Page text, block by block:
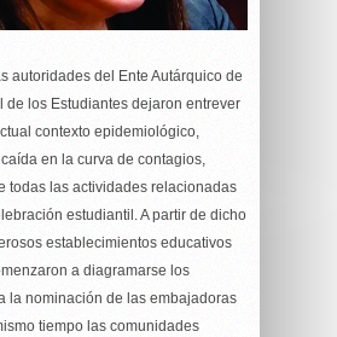
autoridades del Ente Autárquico de
de los Estudiantes dejaron entrever
contexto epidemiológico,
en la curva de contagios,
todas las actividades relacionadas
estudiantil. A partir de dicho
establecimientos educativos
a diagramarse los
la nominación de las embajadoras
tiempo las comunidades